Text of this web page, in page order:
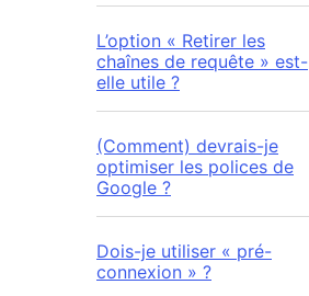
L’option « Retirer les
chaînes de requête » est-
elle utile ?
(Comment) devrais-je
optimiser les polices de
Google ?
Dois-je utiliser « pré-
connexion » ?